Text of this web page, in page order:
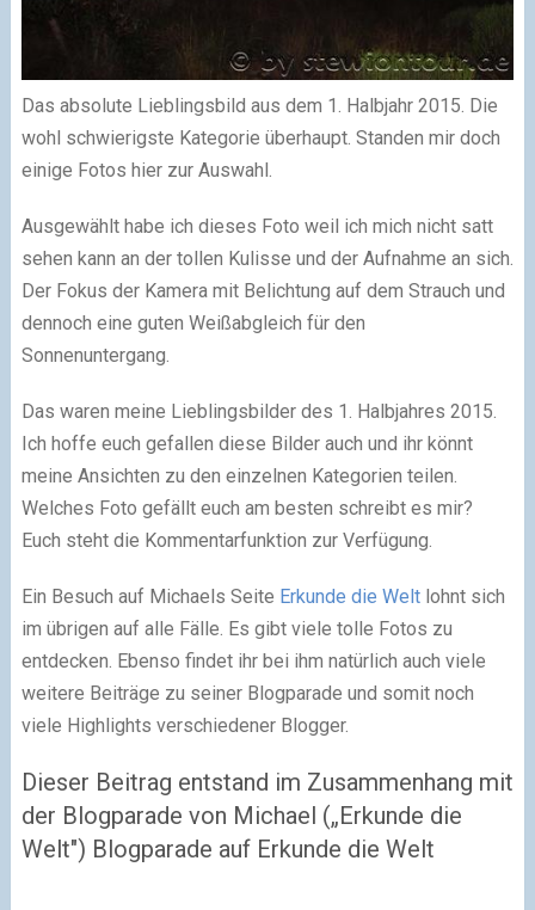
Das absolute Lieblingsbild aus dem 1. Halbjahr 2015. Die
wohl schwierigste Kategorie überhaupt. Standen mir doch
einige Fotos hier zur Auswahl.
Ausgewählt habe ich dieses Foto weil ich mich nicht satt
sehen kann an der tollen Kulisse und der Aufnahme an sich.
Der Fokus der Kamera mit Belichtung auf dem Strauch und
dennoch eine guten Weißabgleich für den
Sonnenuntergang.
Das waren meine Lieblingsbilder des 1. Halbjahres 2015.
Ich hoffe euch gefallen diese Bilder auch und ihr könnt
meine Ansichten zu den einzelnen Kategorien teilen.
Welches Foto gefällt euch am besten schreibt es mir?
Euch steht die Kommentarfunktion zur Verfügung.
Ein Besuch auf Michaels Seite Erkunde die Weltlohnt sich
im übrigen auf alle Fälle. Es gibt viele tolle Fotos zu
entdecken. Ebenso findet ihr bei ihm natürlich auch viele
weitere Beiträge zu seiner Blogparade und somit noch
viele Highlights verschiedener Blogger.
Dieser Beitrag entstand im Zusammenhang mit
der Blogparade von Michael („Erkunde die
Welt") Blogparade auf Erkunde die Welt